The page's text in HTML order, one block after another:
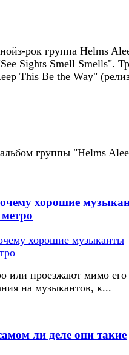
рок группа Helms
Sights Smell Smells".
This Be the Way"
группы "Helms
хорошие
или проезжают мимо его
на музыкантов, к...
ли деле они такие